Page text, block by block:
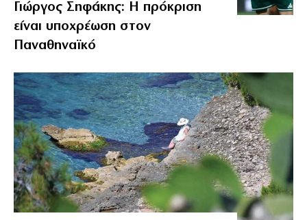
Γιώργος Σηφάκης: Η πρόκριση
είναι υποχρέωση στον
Παναθηναϊκό